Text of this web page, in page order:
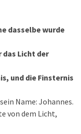
dasselbe wurde
das Licht der
und die Finsternis
Name: Johannes.
von dem Licht,